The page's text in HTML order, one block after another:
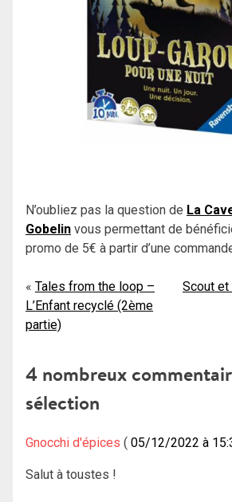
N’oubliez pas la question de La
Gobelin vous permettant de
promo de 5€ à partir d’une
Navigation
de
Tales from the loop –
L’Enfant recyclé (2ème
partie)
Scout et
4 nombreux
sélection
Gnocchi d'épices 05/12/2022 à
Salut à toustes !